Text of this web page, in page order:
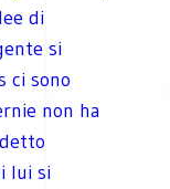
di
si
ci sono
non ha
lui si